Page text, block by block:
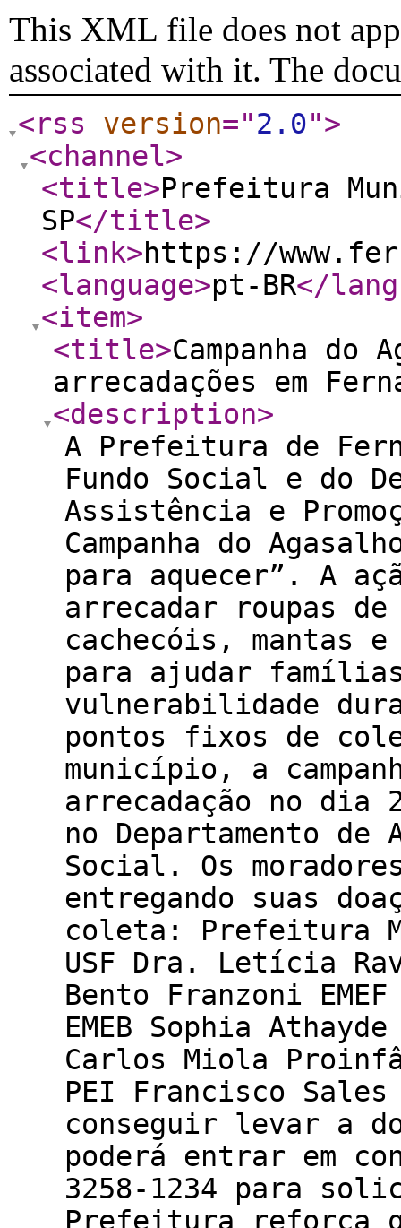
This XML file does not
associated with it. The
<rss version="2.0">
<channel>
<title>Prefeitura
SP</title>
<link>https://
<language>pt-BR</
<item>
<title>Campanha do
arrecadações em
<description>
A Prefeitura de
Fundo Social e do
Assistência e
Campanha do
para aquecer”. A
arrecadar roupas
cachecóis, mantas
para ajudar
vulnerabilidade
pontos fixos de
município, a
arrecadação no dia
no Departamento de
Social. Os
entregando suas
coleta: Prefeitura
USF Dra. Letícia
Bento Franzoni
EMEB Sophia
Carlos Miola
PEI Francisco Sales
conseguir levar a
poderá entrar em
3258-1234 para
Prefeitura reforça